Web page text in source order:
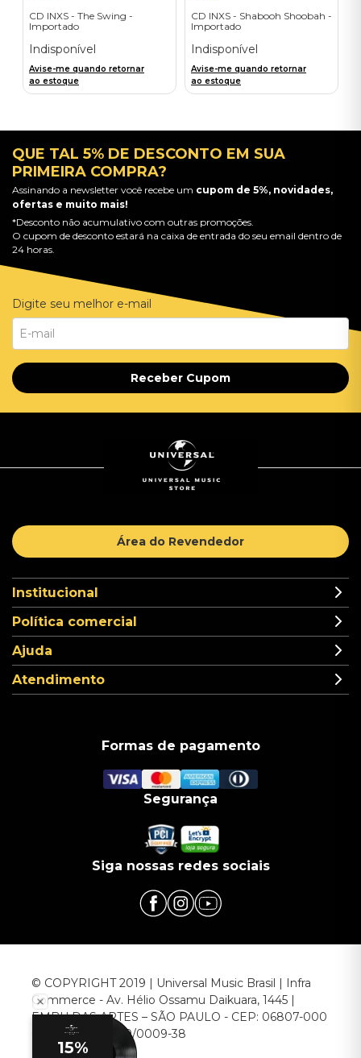
CD INXS - The Swing -
Importado
Indisponível
Avise-me quando retornar
ao estoque
CD INXS - Shabooh Shoobah -
Importado
Indisponível
Avise-me quando retornar
ao estoque
QUE TAL 5% DE DESCONTO EM SUA
PRIMEIRA COMPRA?
Assinando a newsletter você recebe um cupom de 5%, novidades,
ofertas e muito mais!
*Desconto não acumulativo com outras promoções.
O cupom de desconto estará na caixa de entrada do seu email dentro de
24 horas.
Digite seu melhor e-mail
Receber Cupom
Área do Revendedor
Institucional
Política comercial
Ajuda
Atendimento
Formas de pagamento
Segurança
Siga nossas redes sociais
© COPYRIGHT 2019 | Universal Music Brasil | Infra
Commerce - Av. Hélio Ossamu Daikuara, 1445 |
EMBU DAS ARTES – SÃO PAULO - CEP: 06807-000
CNPJ: 00.952.789/0009-38